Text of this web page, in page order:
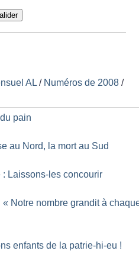
AL / Numéros de 2008 /
pain
au Nord, la mort au Sud
Laissons-les concourir
« Notre nombre grandit à
enfants de la patrie-hi-eu !